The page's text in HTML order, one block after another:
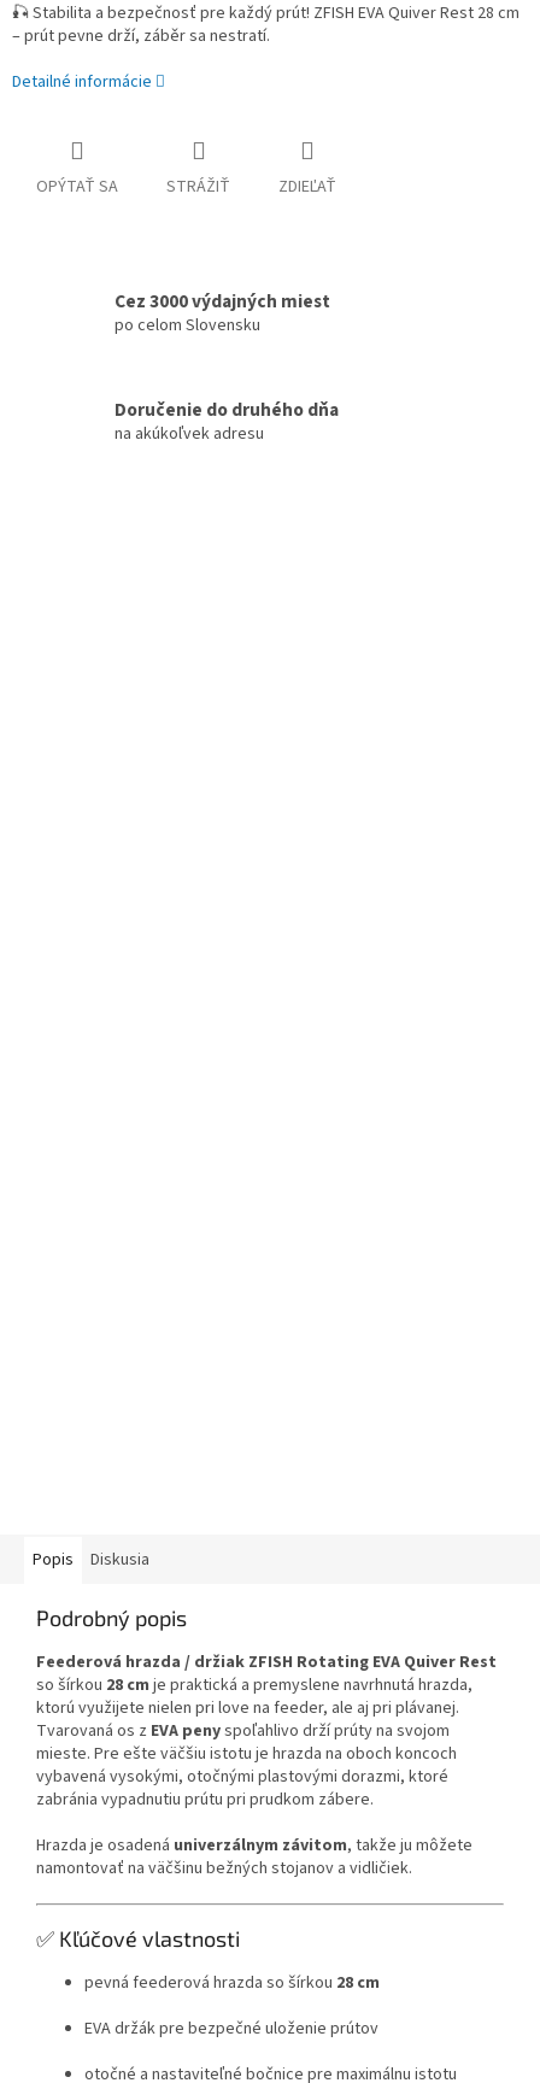
🎣 Stabilita a bezpečnosť pre každý prút! ZFISH EVA Quiver Rest 28 cm
– prút pevne drží, záběr sa nestratí.
Detailné informácie
OPÝTAŤ SA STRÁŽIŤ ZDIEĽAŤ
Cez 3000 výdajných miest
po celom Slovensku
Doručenie do druhého dňa
na akúkoľvek adresu
Popis Diskusia
Podrobný popis
Feederová hrazda / držiak ZFISH Rotating EVA Quiver Rest
so šírkou 28 cm je praktická a premyslene navrhnutá hrazda,
ktorú využijete nielen pri love na feeder, ale aj pri plávanej.
Tvarovaná os z EVA penyspoľahlivo drží prúty na svojom
mieste. Pre ešte väčšiu istotu je hrazda na oboch koncoch
vybavená vysokými, otočnými plastovými dorazmi, ktoré
zabránia vypadnutiu prútu pri prudkom zábere.
Hrazda je osadená univerzálnym závitom, takže ju môžete
namontovať na väčšinu bežných stojanov a vidličiek.
✅ Kľúčové vlastnosti
pevná feederová hrazda so šírkou 28 cm
EVA držák pre bezpečné uloženie prútov
otočné a nastaviteľné bočnice pre maximálnu istotu